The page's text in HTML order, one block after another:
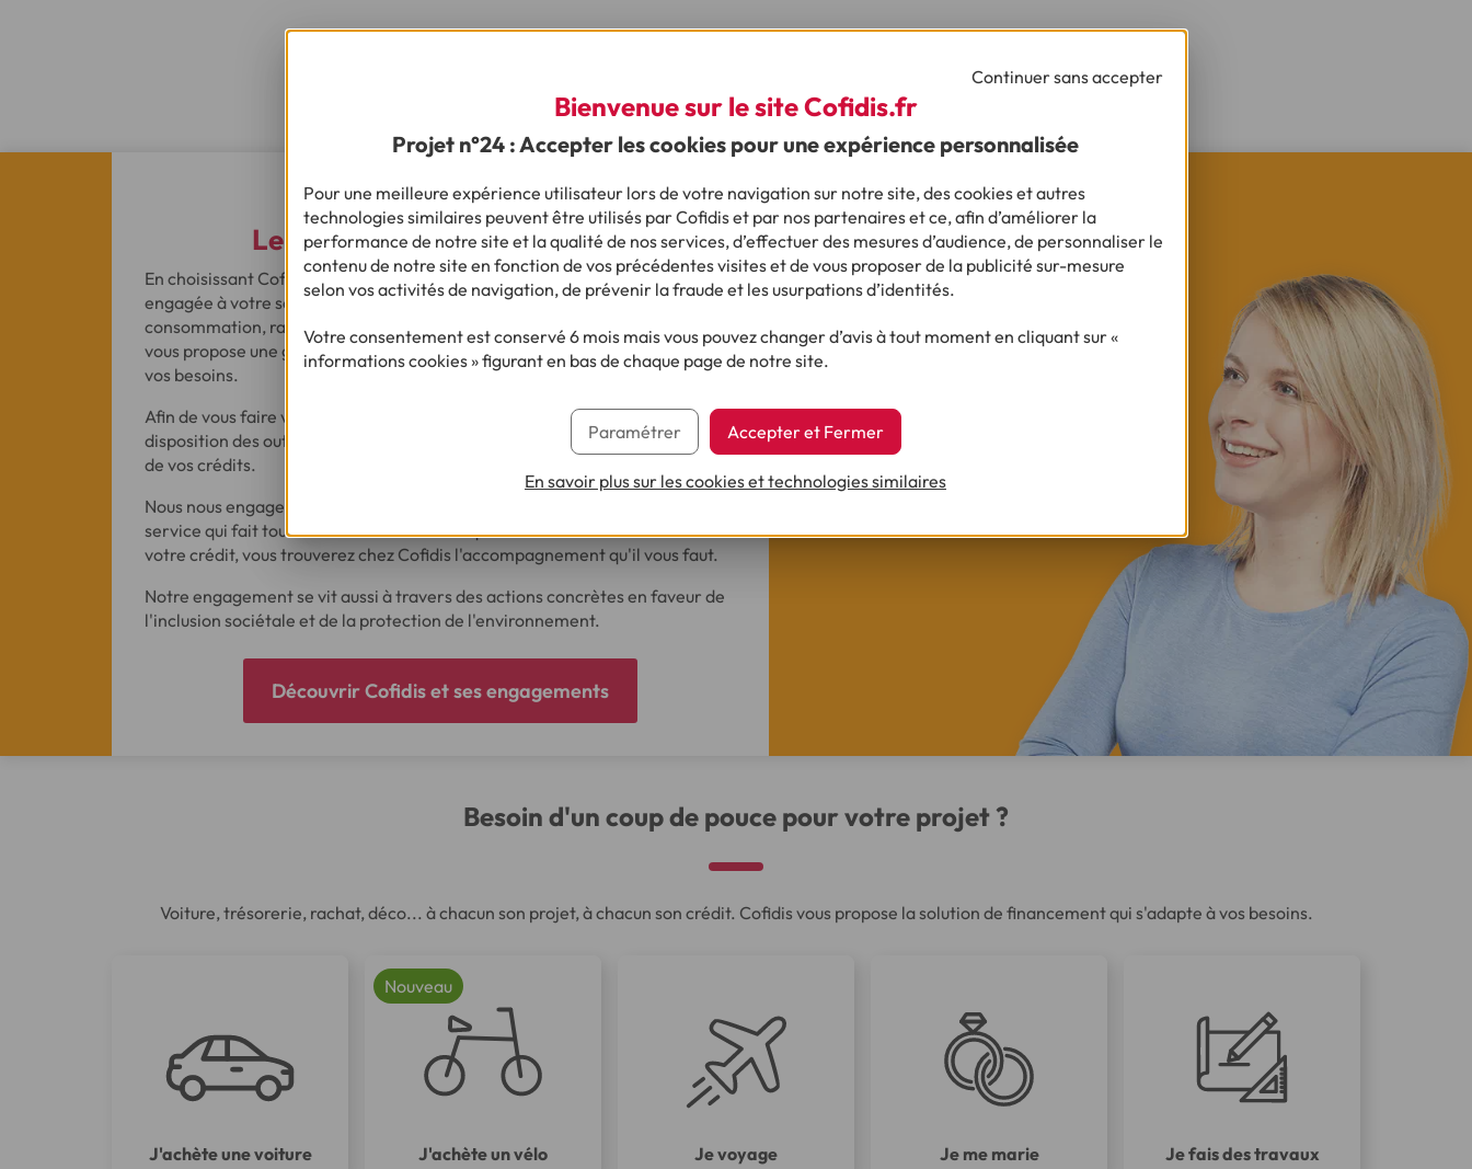
Cofidis & Vous
Le crédit qui fait la différence
En choisissant Cofidis vous choisissez l'expertise d'une société de crédit
engagée à votre service depuis 1982. Prêt personnel, crédit à la
consommation, rachat de crédits mais aussi produits d'assurance, Cofidis
vous propose une gamme étendue de solutions afin de répondre au mieux à
vos besoins.
Afin de vous faire vivre une expérience unique, nous mettons à votre
disposition des outils toujours plus innovants pour une plus grande utilisation
de vos crédits.
Nous nous engageons avec des conseillers soucieux de vous apporter le
service qui fait toute la différence. Quelle que soit votre manière de vivre
votre crédit, vous trouverez chez Cofidis l'accompagnement qu'il vous faut.
Notre engagement se vit aussi à travers des actions concrètes en faveur de
l'inclusion sociétale et de la protection de l'environnement.
Découvrir Cofidis et ses engagements
Besoin d'un coup de pouce pour votre projet ?
Voiture, trésorerie, rachat, déco... à chacun son projet, à chacun son crédit. Cofidis vous propose la solution de financement qui s'adapte à vos besoins.
J'achète une voiture
Nouveau
J'achète un vélo Je voyage Je me marie Je fais des travaux
Continuer sans accepter
Bienvenue sur le site Cofidis.fr
Projet n°24 : Accepter les cookies pour une expérience personnalisée
Pour une meilleure expérience utilisateur lors de votre navigation sur notre site, des cookies et autres
technologies similaires peuvent être utilisés par Cofidis et par nos partenaires et ce, afin d’améliorer la
performance de notre site et la qualité de nos services, d’effectuer des mesures d’audience, de personnaliser le
contenu de notre site en fonction de vos précédentes visites et de vous proposer de la publicité sur-mesure
selon vos activités de navigation, de prévenir la fraude et les usurpations d’identités.
Votre consentement est conservé 6 mois mais vous pouvez changer d’avis à tout moment en cliquant sur «
informations cookies » figurant en bas de chaque page de notre site.
Accepter et Fermer
Paramétrer
En savoir plus sur les cookies et technologies similaires